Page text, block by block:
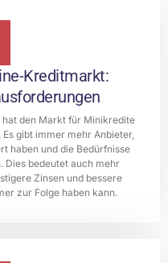
Kreditmarkt:
hat den Markt für Minikredite
gibt immer mehr Anbieter,
haben und die Bedürfnisse
Dies bedeutet auch mehr
Zinsen und bessere
zur Folge haben kann.